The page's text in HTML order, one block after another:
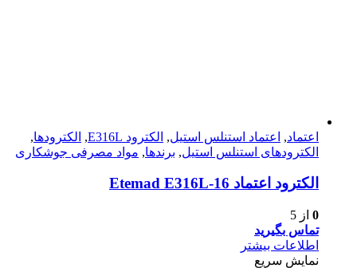
اعتماد, اعتماد استنلس استیل, الکترود E316L , الکترودها,
الکترودهای استنلس استیل, برندها, مواد مصرفی جوشکاری
الکترود اعتماد Etemad E316L-16
0 از 5
تماس بگیرید
اطلاعات بیشتر
نمایش سریع